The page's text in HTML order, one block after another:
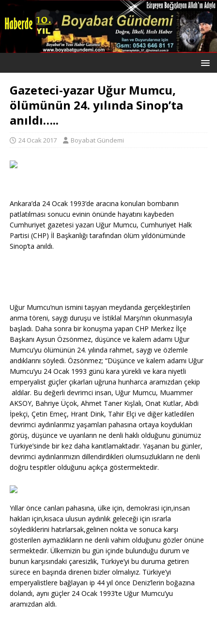
Gazeteci-yazar Uğur Mumcu,
ölümünün 24. yılında Sinop’ta
anıldı…..
24 Ocak 2017 Boyabat Gündemi
Ankara’da 24 Ocak 1993’de aracına konulan bombanın
patlatılması sonucu evinin önünde hayatını kaybeden
Cumhuriyet gazetesi yazarı Uğur Mumcu, Cumhuriyet Halk
Partisi (CHP) İl Başkanlığı tarafından ölüm yıldönümünde
Sinop’ta anıldı.
Uğur Mumcu’nun ismini taşıyan meydanda gerçekleştirilen
anma töreni, saygı duruşu ve İstiklal Marşı’nın okunmasıyla
başladı. Daha sonra bir konuşma yapan CHP Merkez İlçe
Başkanı Aysun Özsönmez, düşünce ve kalem adamı Uğur
Mumcu’yu ölümünün 24. yılında rahmet, saygı ve özlemle
andıklarını söyledi. Özsönmez; “Düşünce ve kalem adamı Uğur
Mumcu’yu 24 Ocak 1993 günü kara yürekli ve kara niyetli
emperyalist güçler çıkarları uğruna hunharca aramızdan çekip
aldılar. Bu değerli devrimci insan, Uğur Mumcu, Muammer
AKSOY, Bahriye Üçok, Ahmet Taner Kışlalı, Onat Kutlar, Abdi
İpekçi, Çetin Emeç, Hrant Dink, Tahir Elçi ve diğer katledilen
devrimci aydınlarımız yaşamları pahasına ortaya koydukları
görüş, düşünce ve uyarıların ne denli haklı olduğunu günümüz
Türkiye’sinde bir kez daha kanıtlamaktadır. Yaşanan bu günler,
devrimci aydınlarımızın dillendirdikleri olumsuzlukların ne denli
doğru tespitler olduğunu açıkça göstermektedir.
Yıllar önce canları pahasına, ülke için, demokrasi için,insan
hakları için,kısaca ulusun aydınlık geleceği için ısrarla
söylediklerini hatırlarsak,gelinen nokta ve sonuca karşı
gösterilen aymazlıkların ne denli vahim olduğunu gözler önüne
sermektedir. Ülkemizin bu gün içinde bulunduğu durum ve
bunun karşısındaki çaresizlik, Türkiye’yi bu duruma getiren
sürece en başında direnen bizler olmalıyız. Türkiye’yi
emperyalistlere bağlayan ip 44 yıl önce Deniz’lerin boğazına
dolandı, aynı güçler 24 Ocak 1993’te Uğur Mumcu’yu
aramızdan aldı.